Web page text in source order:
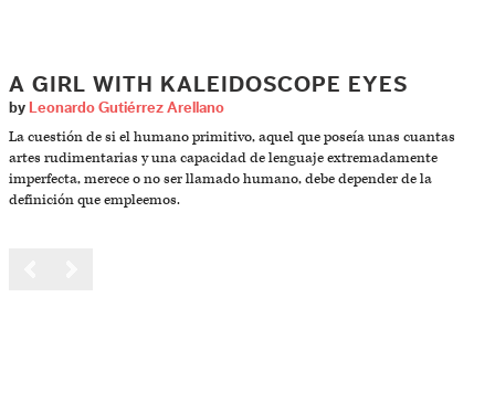
A GIRL WITH KALEIDOSCOPE EYES
by Leonardo Gutiérrez Arellano
La cuestión de si el humano primitivo, aquel que poseía unas cuantas
artes rudimentarias y una capacidad de lenguaje extremadamente
imperfecta, merece o no ser llamado humano, debe depender de la
definición que empleemos.